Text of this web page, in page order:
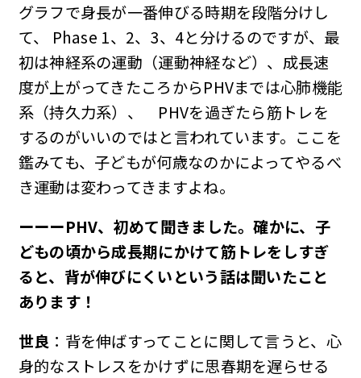
グラフで身長が一番伸びる時期を段階分けし
て、 Phase 1、2、3、4と分けるのですが、最
初は神経系の運動（運動神経など）、成長速
度が上がってきたころからPHVまでは心肺機能
系（持久力系）、 PHVを過ぎたら筋トレを
するのがいいのではと言われています。ここを
鑑みても、子どもが何歳なのかによってやるべ
き運動は変わってきますよね。
ーーーPHV、初めて聞きました。確かに、子
どもの頃から成長期にかけて筋トレをしすぎ
ると、背が伸びにくいという話は聞いたこと
あります！
世良 ：背を伸ばすってことに関して言うと、心
身的なストレスをかけずに思春期を遅らせる